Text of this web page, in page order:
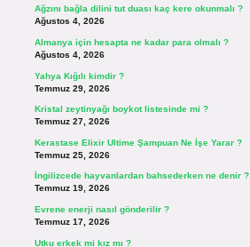
Ağzını bağla dilini tut duası kaç kere okunmalı ?
Ağustos 4, 2026
Almanya için hesapta ne kadar para olmalı ?
Ağustos 4, 2026
Yahya Kığılı kimdir ?
Temmuz 29, 2026
Kristal zeytinyağı boykot listesinde mi ?
Temmuz 27, 2026
Kerastase Elixir Ultime Şampuan Ne İşe Yarar ?
Temmuz 25, 2026
İngilizcede hayvanlardan bahsederken ne denir ?
Temmuz 19, 2026
Evrene enerji nasıl gönderilir ?
Temmuz 17, 2026
Utku erkek mi kız mı ?